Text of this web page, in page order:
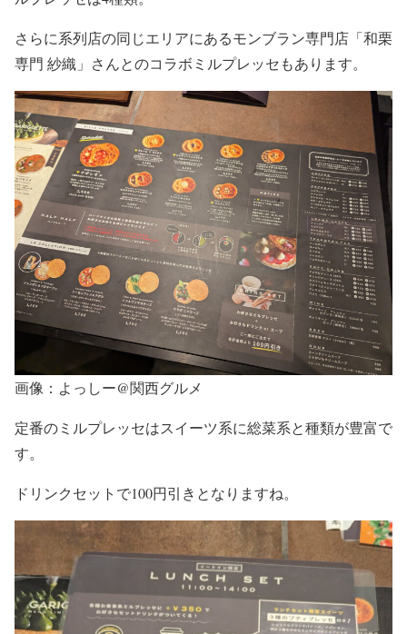
さらに系列店の同じエリアにあるモンブラン専門店「和栗
専門 紗織」さんとのコラボミルプレッセもあります。
画像：よっしー@関西グルメ
定番のミルプレッセはスイーツ系に総菜系と種類が豊富で
す。
ドリンクセットで100円引きとなりますね。